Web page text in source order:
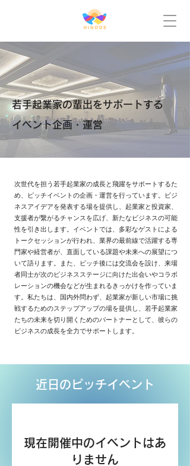
若手起業家の輩出をサポートする
イベント企画・運営
次世代を担う若手起業家の成長と飛躍をサポートするた
め、ピッチイベントの企画・運営を行っています。ビジ
ネスアイデアを発表する場を提供し、起業家と投資家、
支援者が繋がるチャンスを広げ、新たなビジネスの可能
性を引き出します。イベントでは、多彩なゲストによる
トークセッションが行われ、業界の最前線で活躍する専
門家や経営者が、直面している課題や未来への展望につ
いて語ります。また、ピッチ後には交流会を設け、来場
者同士が次のビジネスステージに向けた出会いやコラボ
レーションの機会などが生まれるきっかけを作っていま
す。私たちは、国内外問わず、起業家が新しい市場に挑
戦するためのステップアップの場を提供し、若手起業家
たちの未来を切り開くためのパートナーとして、彼らの
ビジネスの成長を全力でサポートします。
​近日のピッチイベント
現在開催中のイベントはあ
りません